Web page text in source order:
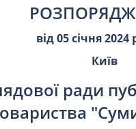
від 05 січня 2024
Київ
ради